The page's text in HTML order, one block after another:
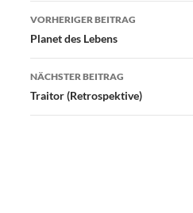
Beitragsnavigation
VORHERIGER BEITRAG
Planet des Lebens
NÄCHSTER BEITRAG
Traitor (Retrospektive)